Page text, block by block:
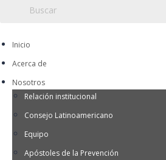
Inicio
Acerca de
Nosotros
Relación institucional
Consejo Latinoamericano
Equipo
Apóstoles de la Prevención